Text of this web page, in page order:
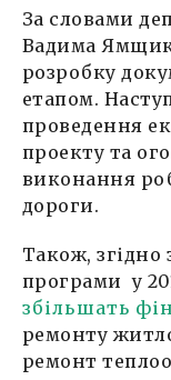
За словами
Вадима
розробку
етапом.
проведення
проекту та
виконання
дороги.
Також, згідно
програми у
збільшать
ремонту
ремонт